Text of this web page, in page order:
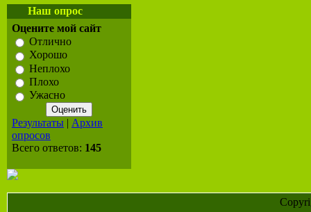
Наш опрос
Оцените мой сайт
Отлично
Хорошо
Неплохо
Плохо
Ужасно
Результаты | Архив
опросов
Всего ответов: 145